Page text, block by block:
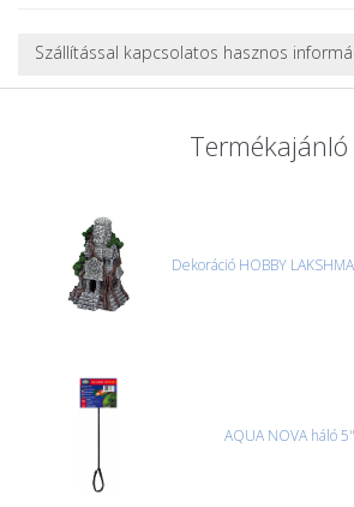
Szállítással kapcsolatos hasznos
van lehetőség, ezért nagy vagy nehéz
akváriumok, bútorok, stb.) egyedi szállítási
vagy saját teherautóval oldjuk meg.
úgyhogy előre egyeztetni kell mindenképpen.
CSOMAG ÁTVÉTELE
Amennyiben a csomag átvételekor
csak ebben az esetben tudjuk vállalni, ha a
és azonnal eljutott hozzánk az információ.
Termékajánló
Dekoráció HOBBY
AQUA NOVA háló